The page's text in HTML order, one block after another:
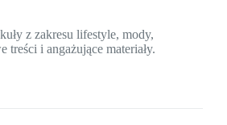
z zakresu lifestyle, mody,
i angażujące materiały.